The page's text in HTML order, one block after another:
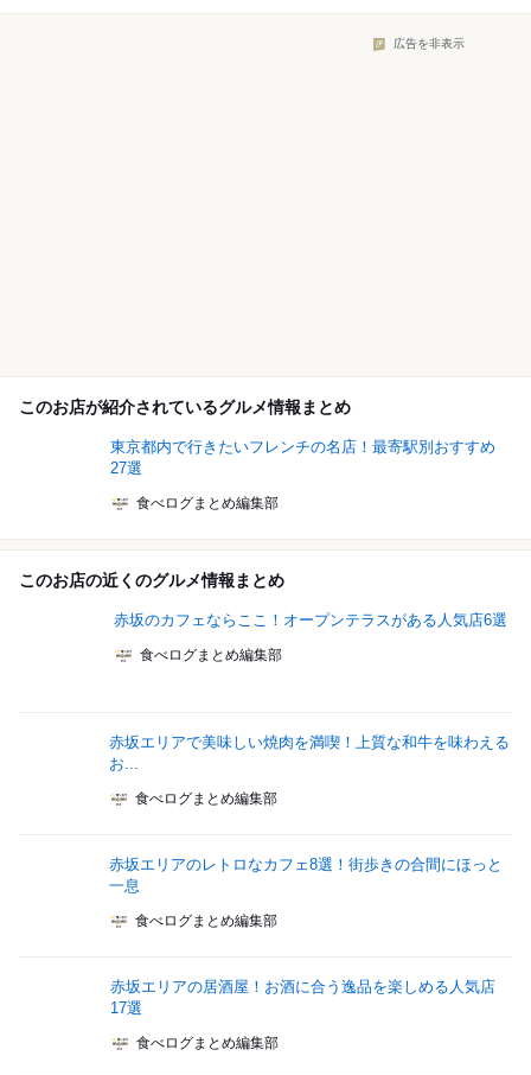
広告を非表示
このお店が紹介されているグルメ情報まとめ
東京都内で行きたいフレンチの名店！最寄駅別おすすめ
27選
食べログまとめ編集部
このお店の近くのグルメ情報まとめ
赤坂のカフェならここ！オープンテラスがある人気店6選
食べログまとめ編集部
赤坂エリアで美味しい焼肉を満喫！上質な和牛を味わえる
お...
食べログまとめ編集部
赤坂エリアのレトロなカフェ8選！街歩きの合間にほっと
一息
食べログまとめ編集部
赤坂エリアの居酒屋！お酒に合う逸品を楽しめる人気店
17選
食べログまとめ編集部